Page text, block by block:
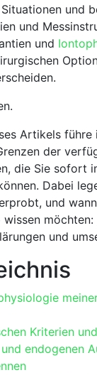
und
und
und⁣
Artikels
der
die Sie ‌sofort
Dabei
und
wissen ‍möchten:
und
Kriterien
endogenen